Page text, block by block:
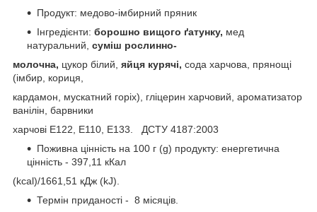
Продукт: медово-імбирний пряник
Інгредієнти: борошно вищого ґатунку, мед
натуральний, суміш рослинно-
молочна, цукор білий, яйця курячі, сода харчова, прянощі
(імбир, кориця,
кардамон, мускатний горіх), гліцерин харчовий, ароматизатор
ванілін, барвники
харчові Е122, E110, E133. ДСТУ 4187:2003
Поживна цінність на 100 г (g) продукту: енергетична
цінність - 397,11 кКал
(kcal)/1661,51 кДж (kJ).
Термін приданості - 8 місяців.